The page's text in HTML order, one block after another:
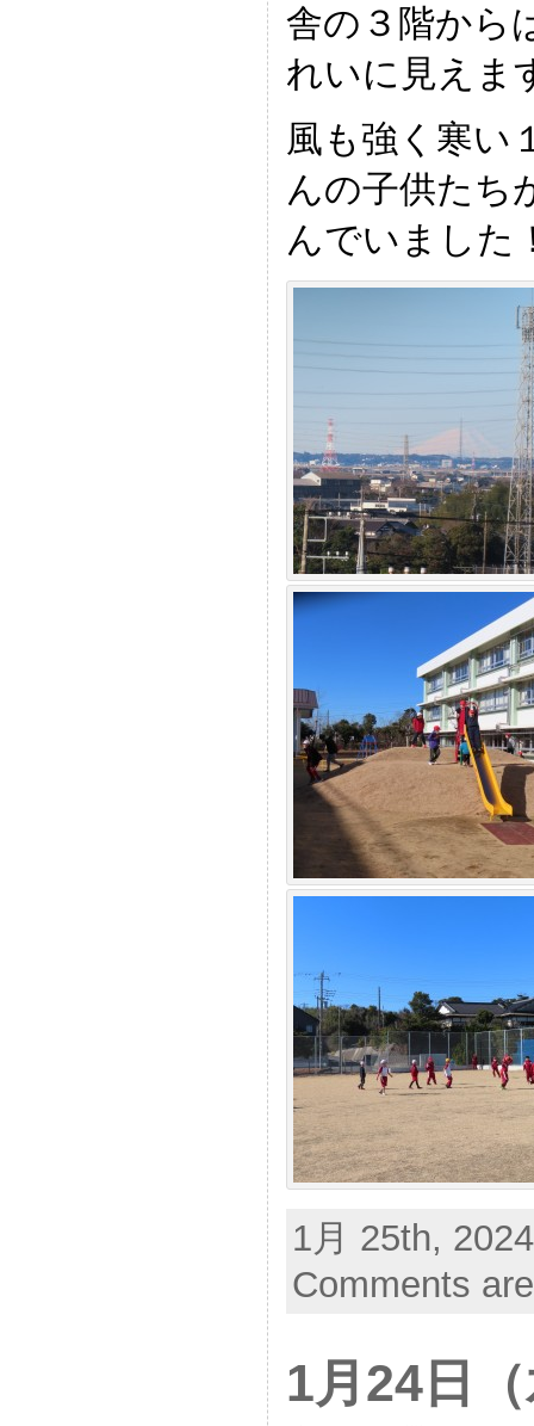
舎の３階から
れいに見えま
風も強く寒い
んの子供たち
んでいました
1月 25th,
Comments
1月24日